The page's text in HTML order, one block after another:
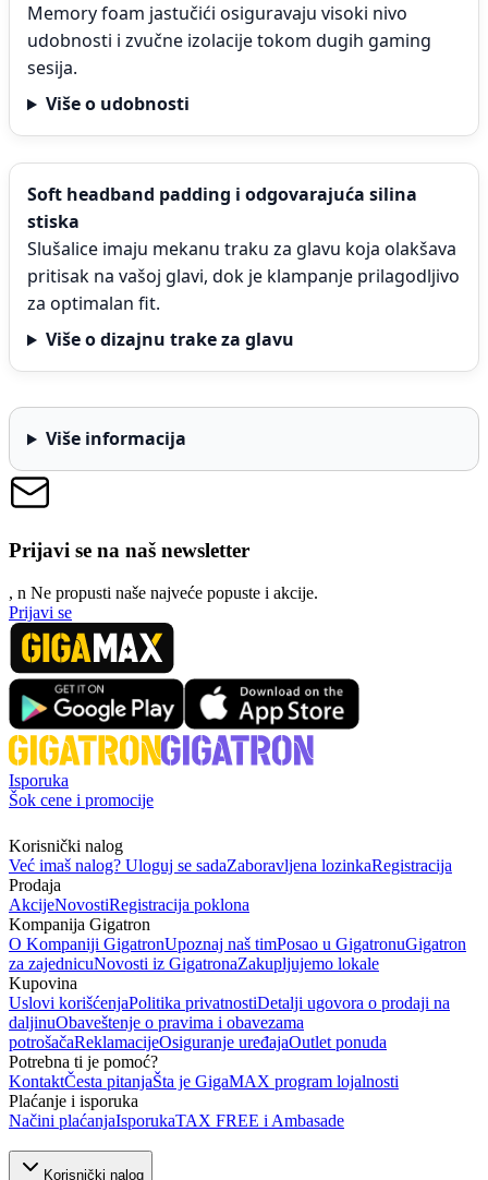
Memory foam jastučići osiguravaju visoki nivo
udobnosti i zvučne izolacije tokom dugih gaming
sesija.
Više o udobnosti
Soft headband padding i odgovarajuća silina
stiska
Slušalice imaju mekanu traku za glavu koja olakšava
pritisak na vašoj glavi, dok je klampanje prilagodljivo
za optimalan fit.
Više o dizajnu trake za glavu
Više informacija
Prijavi se na naš newsletter
, n Ne propusti naše najveće popuste i akcije.
Prijavi se
Isporuka
Šok cene i promocije
Korisnički nalog
Već imaš nalog? Uloguj se sadaZaboravljena lozinkaRegistracija
Prodaja
AkcijeNovostiRegistracija poklona
Kompanija Gigatron
O Kompaniji GigatronUpoznaj naš timPosao u GigatronuGigatron
za zajednicuNovosti iz GigatronaZakupljujemo lokale
Kupovina
Uslovi korišćenjaPolitika privatnostiDetalji ugovora o prodaji na
daljinuObaveštenje o pravima i obavezama
potrošačaReklamacijeOsiguranje uređajaOutlet ponuda
Potrebna ti je pomoć?
KontaktČesta pitanjaŠta je GigaMAX program lojalnosti
Plaćanje i isporuka
Načini plaćanjaIsporukaTAX FREE i Ambasade
Korisnički nalog